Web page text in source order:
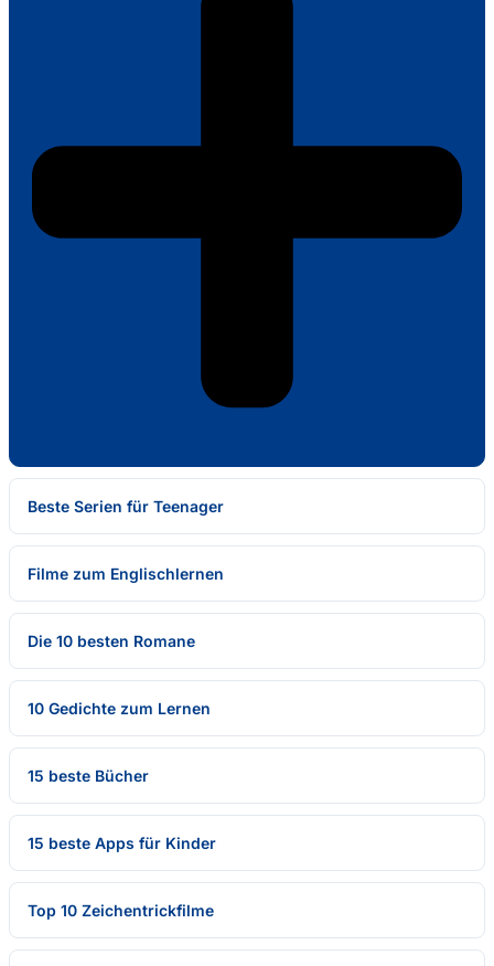
Beste Serien für Teenager
Filme zum Englischlernen
Die 10 besten Romane
10 Gedichte zum Lernen
15 beste Bücher
15 beste Apps für Kinder
Top 10 Zeichentrickfilme